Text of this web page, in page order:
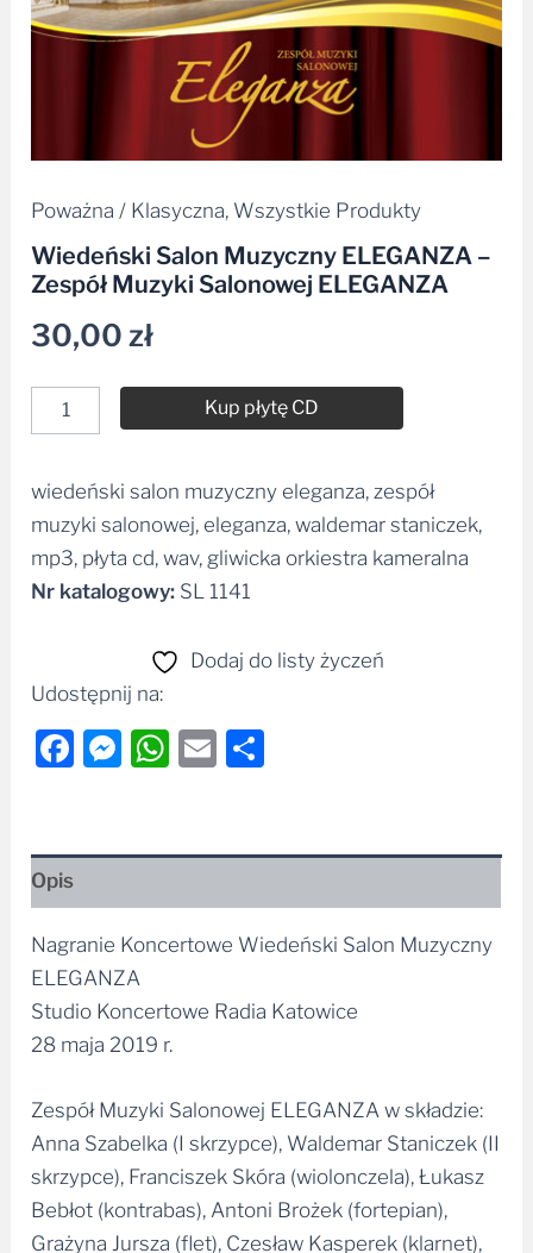
Wiedeński Salon Muzyczny ELEGANZA –
Zespół Muzyki Salonowej ELEGANZA
30,00zł
muzyki salonowej, eleganza, waldemar staniczek,
mp3, płyta cd, wav, gliwicka orkiestra kameralna
Nr katalogowy:SL 1141
Udostępnij na:
Facebook
Messenger
Nagranie Koncertowe Wiedeński Salon Muzyczny
ELEGANZA
Studio Koncertowe Radia Katowice
28 maja 2019 r.
Anna Szabelka (I skrzypce), Waldemar Staniczek (II
skrzypce), Franciszek Skóra (wiolonczela), Łukasz
Bebłot (kontrabas), Antoni Brożek (fortepian),
Grażyna Jursza (flet), Czesław Kasperek (klarnet),
Szymon Gaudyn (trąbka), Mateusz Konopka